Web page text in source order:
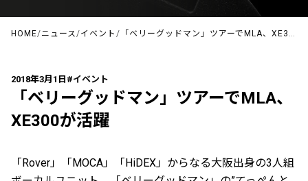
HOME/ニュース/イベント / 「ベリーグッドマン」ツアーでMLA、XE300が活躍
2018年3月1日 #イベント
「ベリーグッドマン」ツアーでMLA、
XE300が活躍
「Rover」「MOCA」「HiDEX」からなる大阪出身の3人組